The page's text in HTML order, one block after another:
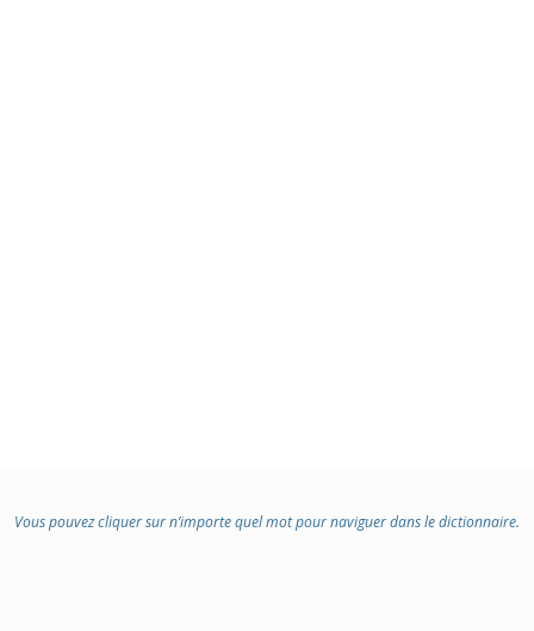
Vous pouvez cliquer sur n’importe quel mot pour naviguer dans le dictionnaire.